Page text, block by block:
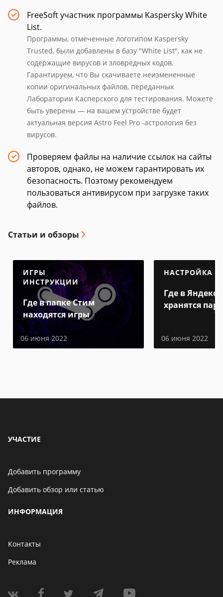
FreeSoft участник программы Kaspersky White
List.
Программы, отмеченные логотипом Kaspersky
Trusted, были добавлены в базу "White List", как не
содержащие вирусов и зловредных кодов.
Гарантируем, что Вы скачиваете неизмененные
копии оригинальных файлов, переданных
Лаборатории Касперского для тестирования. Можете
быть уверены — на вашем устройстве будет
актуальная версия Astro Feel Pro -астрология без
вирусов.
Проверяем файлы на наличие ссылок на сайты
авторов, однако, не можем гарантировать их
безопасность. Поэтому рекомендуем
пользоваться антивирусом при загрузке таких
файлов.
Статьи и обзоры
ИГРЫ
ИНСТРУКЦИИ
Где в папке Стим
находятся игры
06 июня 2022
НАСТРОЙКА
Где в Яндекс
хранятся
06 июня 2022
УЧАСТИЕ
Добавить программу
Добавить обзор или статью
ИНФОРМАЦИЯ
Контакты
Реклама